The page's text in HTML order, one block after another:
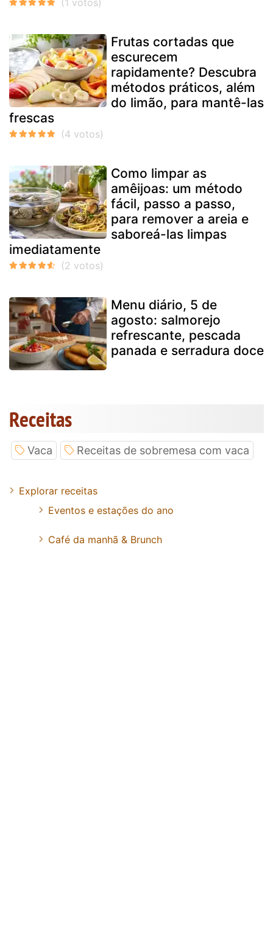
Frutas cortadas que
escurecem
rapidamente? Descubra
métodos práticos, além
do limão, para mantê-las
frescas
Como limpar as
amêijoas: um método
fácil, passo a passo,
para remover a areia e
saboreá-las limpas
imediatamente
Menu diário, 5 de
agosto: salmorejo
refrescante, pescada
panada e serradura doce
Receitas
Vaca Receitas de sobremesa com vaca
Explorar receitas
Eventos e estações do ano
Café da manhã & Brunch